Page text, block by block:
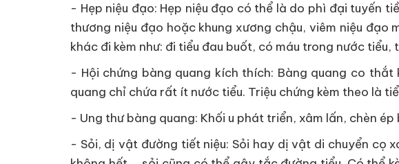
- Hẹp niệu đạo: Hẹp niệu đạo có thể là do phì đại tuyến
thương niệu đạo hoặc khung xương chậu, viêm niệu
khác đi kèm như: đi tiểu đau buốt, có máu trong nước
- Hội chứng bàng quang kích thích: Bàng quang co
quang chỉ chứa rất ít nước tiểu. Triệu chứng kèm theo là
- Ung thư bàng quang: Khối u phát triển, xâm lấn, chèn
- Sỏi, dị vật đường tiết niệu: Sỏi hay dị vật di chuyển cọ